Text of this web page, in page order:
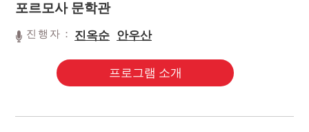
포르모사 문학관
진행자： 진옥순 안우산
프로그램 소개